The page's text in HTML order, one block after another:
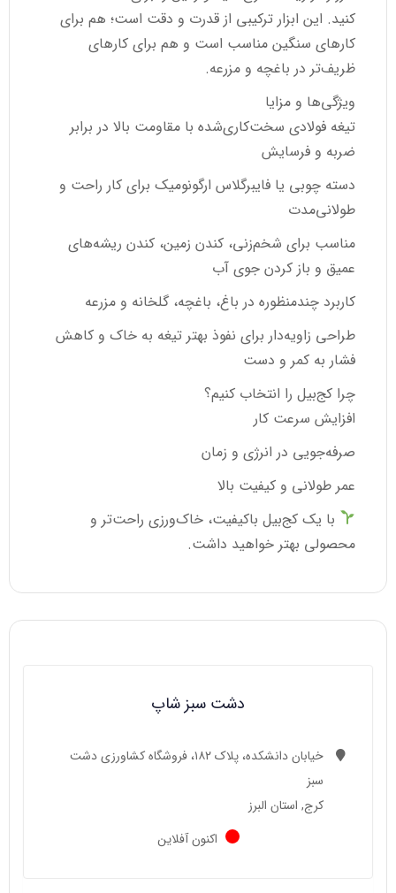
کنید. این ابزار ترکیبی از قدرت و دقت است؛ هم برای
کارهای سنگین مناسب است و هم برای کارهای
ظریف‌تر در باغچه و مزرعه.
ویژگی‌ها و مزایا
تیغه فولادی سخت‌کاری‌شده با مقاومت بالا در برابر
ضربه و فرسایش
دسته چوبی یا فایبرگلاس ارگونومیک برای کار راحت و
طولانی‌مدت
مناسب برای شخم‌زنی، کندن زمین، کندن ریشه‌های
عمیق و باز کردن جوی آب
کاربرد چندمنظوره در باغ، باغچه، گلخانه و مزرعه
طراحی زاویه‌دار برای نفوذ بهتر تیغه به خاک و کاهش
فشار به کمر و دست
چرا کج‌بیل را انتخاب کنیم؟
افزایش سرعت کار
صرفه‌جویی در انرژی و زمان
عمر طولانی و کیفیت بالا
با یک کج‌بیل باکیفیت، خاک‌ورزی راحت‌تر و
محصولی بهتر خواهید داشت.
دشت سبز شاپ
خیابان دانشکده، پلاک ۱۸۲، فروشگاه کشاورزی دشت
سبز
کرج, استان البرز
اکنون آفلاین